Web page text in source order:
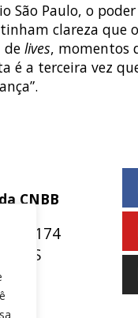
São Paulo, o
clareza
de lives, momentos
é a terceira vez
CNBB
174
– RS
9931-1360